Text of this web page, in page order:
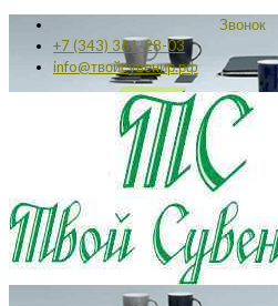
Звонок
+7 (343) 361-28-03
info@твойсувенир.рф